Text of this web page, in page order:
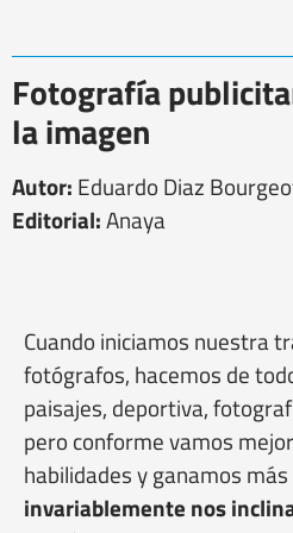
Fotografía
la imagen
Autor: Eduardo Diaz
Editorial:Anaya
Cuando iniciamos nuestra
fotógrafos, hacemos de
paisajes, deportiva,
pero conforme vamos
habilidades y ganamos
invariablemente nos